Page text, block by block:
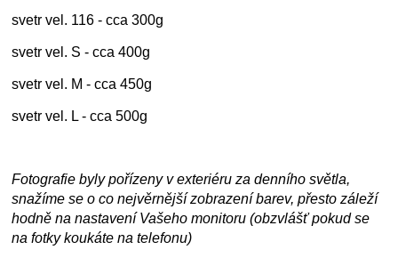
svetr vel. 116 - cca 300g
svetr vel. S - cca 400g
svetr vel. M - cca 450g
svetr vel. L - cca 500g
Fotografie byly pořízeny v exteriéru za denního světla,
snažíme se o co nejvěrnější zobrazení barev, přesto záleží
hodně na nastavení Vašeho monitoru (obzvlášť pokud se
na fotky koukáte na telefonu)